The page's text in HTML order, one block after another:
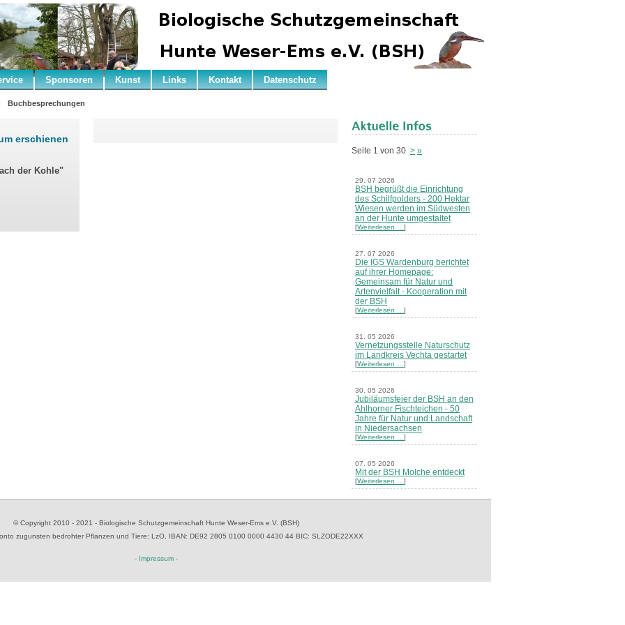
Sponsoren Kunst Links Kontakt Datenschutz
Buchbesprechungen
erschienen
der Kohle"
Seite 1 von 30 > »
29. 07 2026
BSH begrüßt die Einrichtung
des Schilfpolders - 200 Hektar
Wiesen werden im Südwesten
an der Hunte umgestaltet
[Weiterlesen … ]
27. 07 2026
Die IGS Wardenburg berichtet
auf ihrer Homepage:
Gemeinsam für Natur und
Artenvielfalt - Kooperation mit
der BSH
[Weiterlesen … ]
31. 05 2026
Vernetzungsstelle Naturschutz
im Landkreis Vechta gestartet
[Weiterlesen … ]
30. 05 2026
Jubiläumsfeier der BSH an den
Ahlhorner Fischteichen - 50
Jahre für Natur und Landschaft
in Niedersachsen
[Weiterlesen … ]
07. 05 2026
Mit der BSH Molche entdeckt
[Weiterlesen … ]
[Weiterlesen …
© Copyright 2010 - 2021 - Biologische Schutzgemeinschaft Hunte Weser-Ems e.V. (BSH)
zugunsten bedrohter Pflanzen und Tiere: LzO, IBAN: DE92 2805 0100 0000 4430 44 BIC: SLZODE22XXX
- Impressum -